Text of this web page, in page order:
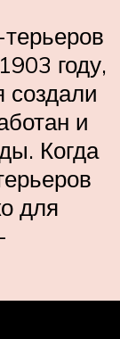
году,
создали
и
Когда
для